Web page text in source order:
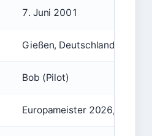
7. Juni 2001
Gießen, Deutschland
Bob (Pilot)
Europameister 2026,